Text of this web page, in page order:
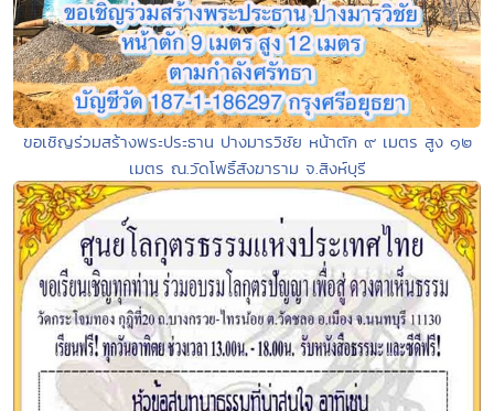
ขอเชิญร่วมสร้างพระประธาน ปางมารวิชัย หน้าตัก ๙ เมตร สูง ๑๒
เมตร ณ.วัดโพธิ์สังฆาราม จ.สิงห์บุรี